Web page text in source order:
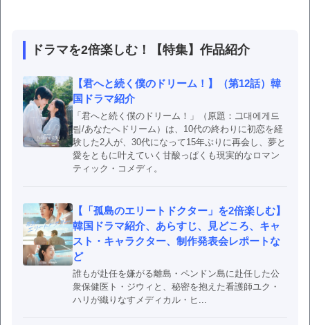
ドラマを2倍楽しむ！【特集】作品紹介
【君へと続く僕のドリーム！】（第12話）韓
国ドラマ紹介
「君へと続く僕のドリーム！」（原題：그대에게드
림/あなたへドリーム）は、10代の終わりに初恋を経
験した2人が、30代になって15年ぶりに再会し、夢と
愛をともに叶えていく甘酸っぱくも現実的なロマン
ティック・コメディ。
【「孤島のエリートドクター」を2倍楽しむ】
韓国ドラマ紹介、あらすじ、見どころ、キャ
スト・キャラクター、制作発表会レポートな
ど
誰もが赴任を嫌がる離島・ペンドン島に赴任した公
衆保健医ト・ジウィと、秘密を抱えた看護師ユク・
ハリが織りなすメディカル・ヒ...